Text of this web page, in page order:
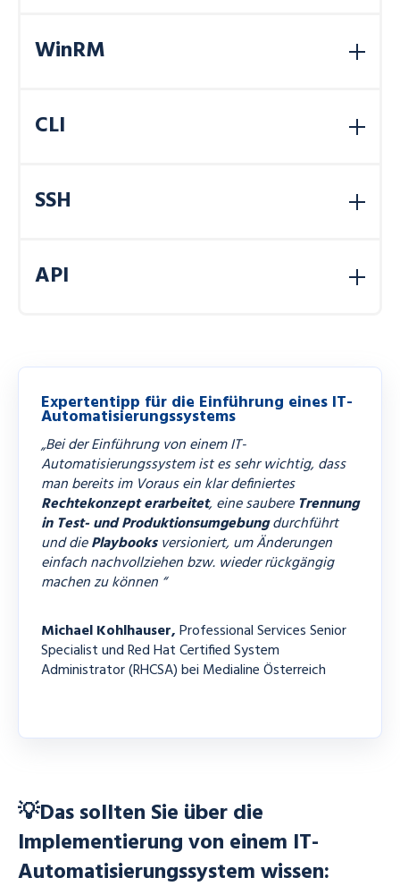
durchschnittliche Dauer für die Reparatur eines
Systems nach einem Ausfall misst.
WinRM
Fernverwaltung von Windows-Systemen
CLI
Benutzerschnittstelle, über die Computerprogramme
und Betriebssysteme gesteuert werden
SSH
Es baut eine sichere, verschlüsselte Verbindung auf
und ermöglicht die Fernsteuerung von Systemen über
API
Programmen ermöglicht, sicher und standardisiert
auszutauschen.
Expertentipp für die Einführung eines IT-
Automatisierungssystems
„Bei der Einführung von einem IT-
Automatisierungssystem ist es sehr wichtig, dass
man bereits im Voraus ein klar definiertes
Rechtekonzepterarbeitet, eine saubereTrennung
in Test- und Produktionsumgebungdurchführt
und diePlaybooksversioniert, um Änderungen
einfach nachvollziehen bzw. wieder rückgängig
machen zu können “
Michael Kohlhauser,Professional Services Senior
Specialist und Red Hat Certified System
Administrator (RHCSA) bei Medialine Österreich
💡Das sollten Sie über die
Implementierung von einem IT-
Automatisierungssystem wissen: